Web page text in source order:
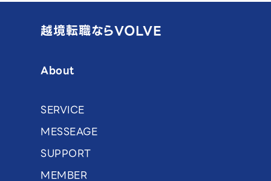
越境転職ならVOLVE
About
SERVICE
MESSEAGE
SUPPORT
MEMBER